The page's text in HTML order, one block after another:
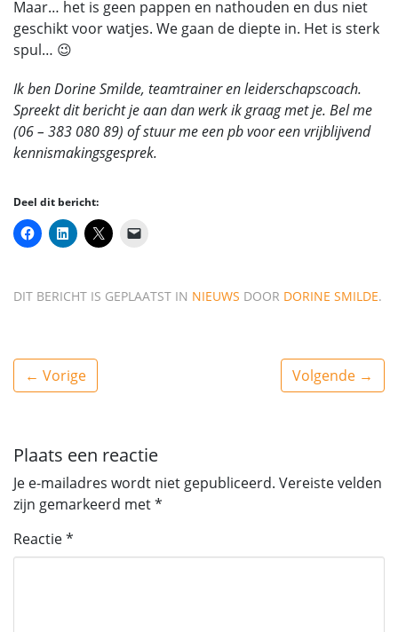
Maar… het is geen pappen en nathouden en dus niet
geschikt voor watjes. We gaan de diepte in. Het is sterk
spul… 😉
Ik ben Dorine Smilde, teamtrainer en leiderschapscoach.
Spreekt dit bericht je aan dan werk ik graag met je. Bel me
(06 – 383 080 89) of stuur me een pb voor een vrijblijvend
kennismakingsgesprek.
Deel dit bericht:
DIT BERICHT IS GEPLAATST IN NIEUWS DOOR DORINE SMILDE.
← Vorige Volgende →
Plaats een reactie
Je e-mailadres wordt niet gepubliceerd. Vereiste velden
zijn gemarkeerd met*
Reactie*